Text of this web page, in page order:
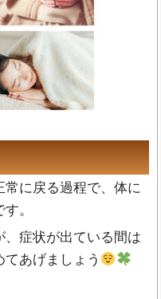
に戻る過程で、体に
。
症状が出ている間は
あげましょう